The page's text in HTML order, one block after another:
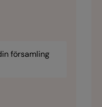
församling